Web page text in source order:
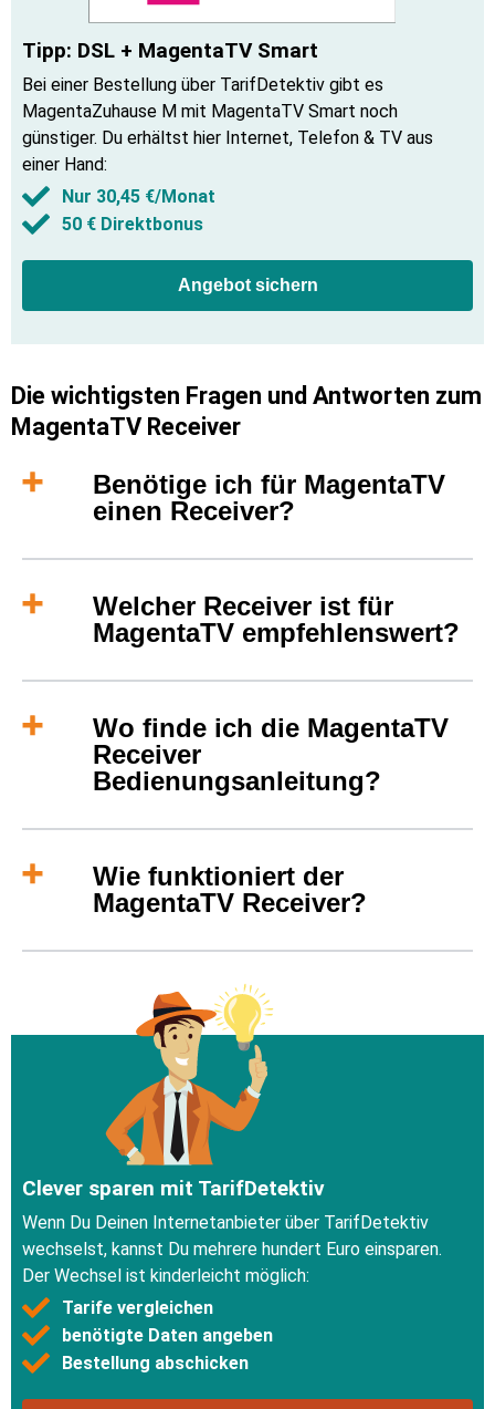
Tipp: DSL + MagentaTV Smart
Bei einer Bestellung über TarifDetektiv gibt es
MagentaZuhause M mit MagentaTV Smart noch
günstiger. Du erhältst hier Internet, Telefon & TV aus
einer Hand:
Nur 30,45 €/Monat
50 € Direktbonus
Angebot sichern
Die wichtigsten Fragen und Antworten zum
MagentaTV Receiver
Benötige ich für MagentaTV
einen Receiver?
Welcher Receiver ist für
MagentaTV empfehlenswert?
Wo finde ich die MagentaTV
Receiver
Bedienungsanleitung?
Wie funktioniert der
MagentaTV Receiver?
Clever sparen mit TarifDetektiv
Wenn Du Deinen Internetanbieter über TarifDetektiv
wechselst, kannst Du mehrere hundert Euro einsparen.
Der Wechsel ist kinderleicht möglich:
Tarife vergleichen
benötigte Daten angeben
Bestellung abschicken